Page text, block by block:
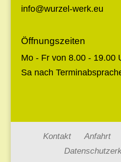
info@wurzel-werk.eu
Öffnungszeiten
Mo - Fr von 8.00 - 19.00
Sa nach
Kontakt Anfahrt